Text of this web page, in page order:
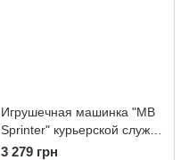
Игрушечная машинка "MB
Sprinter" курьерской службы
DHL с фигуркой и
3 279 грн